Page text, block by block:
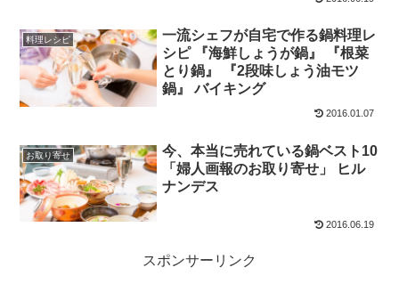
料理レシピ
一流シェフが自宅で作る鍋料理レ
シピ 『海鮮しょうが鍋』 『根菜
とり鍋』 『2段味しょう油モツ
鍋』 バイキング
2016.01.07
お取り寄せ
今、本当に売れている鍋ベスト10
「婦人画報のお取り寄せ」 ヒル
ナンデス
2016.06.19
スポンサーリンク